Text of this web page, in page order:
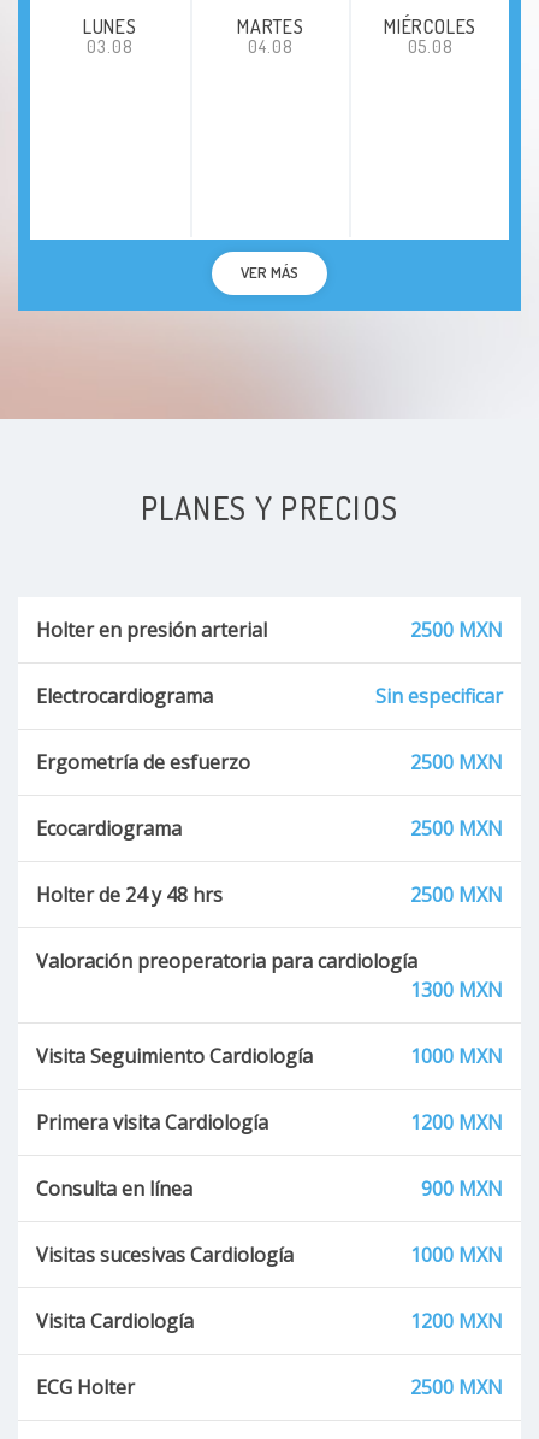
LUNES
03.08
MARTES
04.08
MIÉRCOLES
05.08
VER MÁS
PLANES Y PRECIOS
Holter en presión arterial 2500 MXN
Electrocardiograma Sin especificar
Ergometría de esfuerzo 2500 MXN
Ecocardiograma 2500 MXN
Holter de 24 y 48 hrs 2500 MXN
Valoración preoperatoria para cardiología
1300 MXN
Visita Seguimiento Cardiología 1000 MXN
Primera visita Cardiología 1200 MXN
Consulta en línea 900 MXN
Visitas sucesivas Cardiología 1000 MXN
Visita Cardiología 1200 MXN
ECG Holter 2500 MXN